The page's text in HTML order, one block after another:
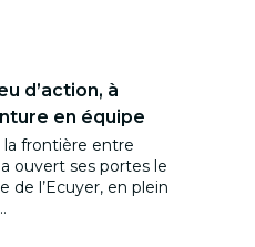
d’action, à
en équipe
la frontière entre
ouvert ses portes le
de l’Ecuyer, en plein